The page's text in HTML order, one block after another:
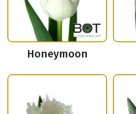
Honeymoon